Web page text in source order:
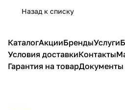
Назад к списку
КаталогАкцииБрендыУслуги
Условия доставкиКонтакты
Гарантия на товарДокументы